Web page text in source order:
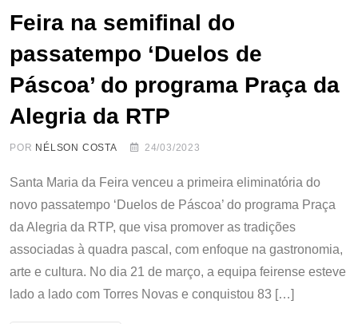
Feira na semifinal do
passatempo ‘Duelos de
Páscoa’ do programa Praça da
Alegria da RTP
POR NÉLSON COSTA 24/03/2023
Santa Maria da Feira venceu a primeira eliminatória do
novo passatempo ‘Duelos de Páscoa’ do programa Praça
da Alegria da RTP, que visa promover as tradições
associadas à quadra pascal, com enfoque na gastronomia,
arte e cultura. No dia 21 de março, a equipa feirense esteve
lado a lado com Torres Novas e conquistou 83 […]